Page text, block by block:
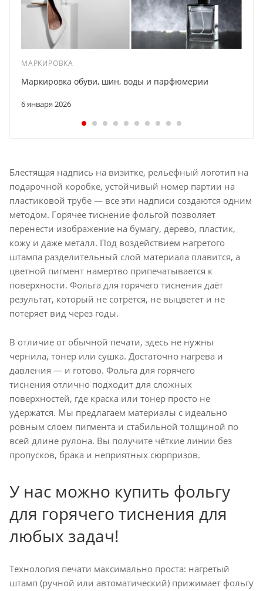
МАРКИРОВКА
6 января 2026
Маркировка обуви, шин, воды и парфюмерии
Блестящая надпись на визитке, рельефный логотип на
подарочной коробке, устойчивый номер партии на
пластиковой трубе — все эти надписи создаются одним
методом. Горячее тиснение фольгой позволяет
перенести изображение на бумагу, дерево, пластик,
кожу и даже металл. Под воздействием нагретого
штампа разделительный слой материала плавится, а
цветной пигмент намертво припечатывается к
поверхности. Фольга для горячего тиснения даёт
результат, который не сотрётся, не выцветет и не
потеряет вид через годы.
В отличие от обычной печати, здесь не нужны
чернила, тонер или сушка. Достаточно нагрева и
давления — и готово. Фольга для горячего
тиснения отлично подходит для сложных
поверхностей, где краска или тонер просто не
удержатся. Мы предлагаем материалы с идеально
ровным слоем пигмента и стабильной толщиной по
всей длине рулона. Вы получите чёткие линии без
пропусков, брака и неприятных сюрпризов.
У нас можно купить фольгу
для горячего тиснения для
любых задач!
Технология печати максимально проста: нагретый
штамп (ручной или автоматический) прижимает фольгу